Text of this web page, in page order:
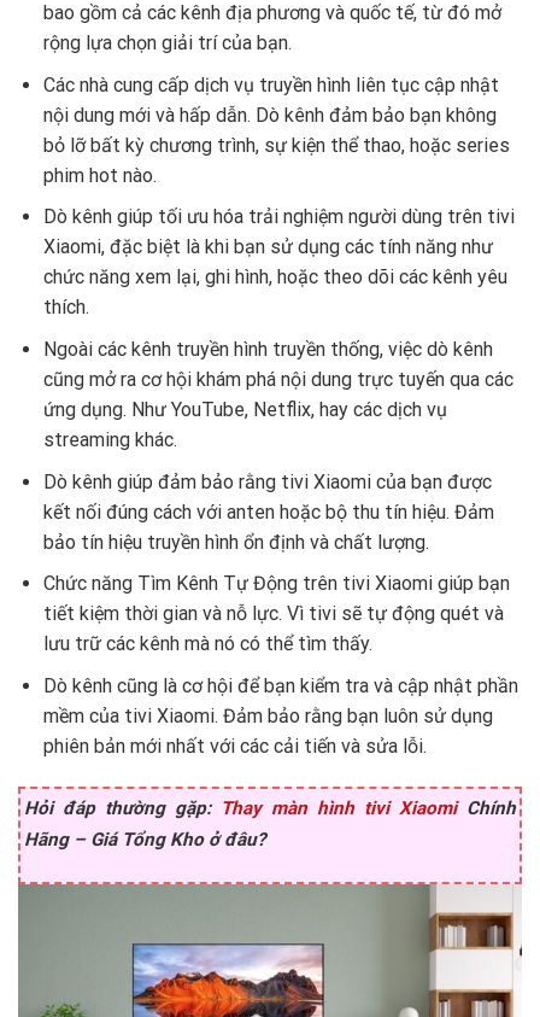
bao gồm cả các kênh địa phương và quốc tế, từ đó mở
rộng lựa chọn giải trí của bạn.
Các nhà cung cấp dịch vụ truyền hình liên tục cập nhật
nội dung mới và hấp dẫn. Dò kênh đảm bảo bạn không
bỏ lỡ bất kỳ chương trình, sự kiện thể thao, hoặc series
phim hot nào.
Dò kênh giúp tối ưu hóa trải nghiệm người dùng trên tivi
Xiaomi, đặc biệt là khi bạn sử dụng các tính năng như
chức năng xem lại, ghi hình, hoặc theo dõi các kênh yêu
thích.
Ngoài các kênh truyền hình truyền thống, việc dò kênh
cũng mở ra cơ hội khám phá nội dung trực tuyến qua các
ứng dụng. Như YouTube, Netflix, hay các dịch vụ
streaming khác.
Dò kênh giúp đảm bảo rằng tivi Xiaomi của bạn được
kết nối đúng cách với anten hoặc bộ thu tín hiệu. Đảm
bảo tín hiệu truyền hình ổn định và chất lượng.
Chức năng Tìm Kênh Tự Động trên tivi Xiaomi giúp bạn
tiết kiệm thời gian và nỗ lực. Vì tivi sẽ tự động quét và
lưu trữ các kênh mà nó có thể tìm thấy.
Dò kênh cũng là cơ hội để bạn kiểm tra và cập nhật phần
mềm của tivi Xiaomi. Đảm bảo rằng bạn luôn sử dụng
phiên bản mới nhất với các cải tiến và sửa lỗi.
Hỏi đáp thường gặp: Thay màn hình tivi XiaomiChính
Hãng – Giá Tổng Kho ở đâu?